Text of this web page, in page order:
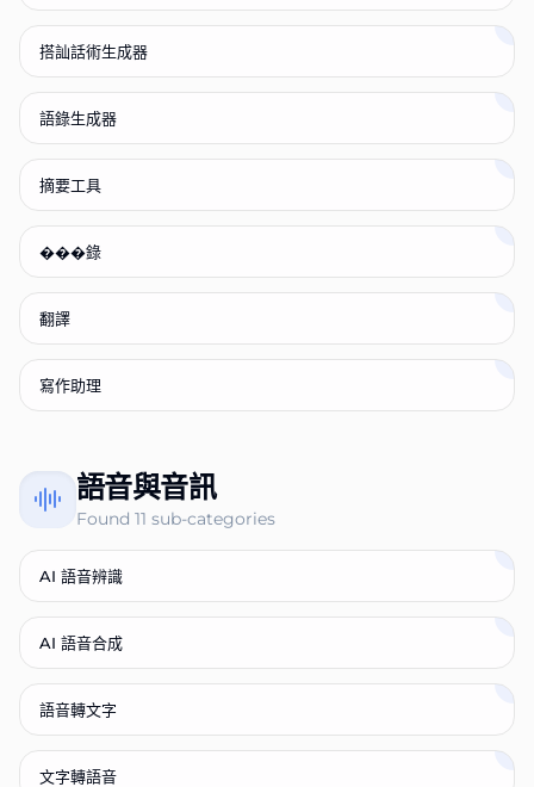
搭訕話術生成器
語錄生成器
摘要工具
���錄
翻譯
寫作助理
語音與音訊
Found 11 sub-categories
AI 語音辨識
AI 語音合成
語音轉文字
文字轉語音